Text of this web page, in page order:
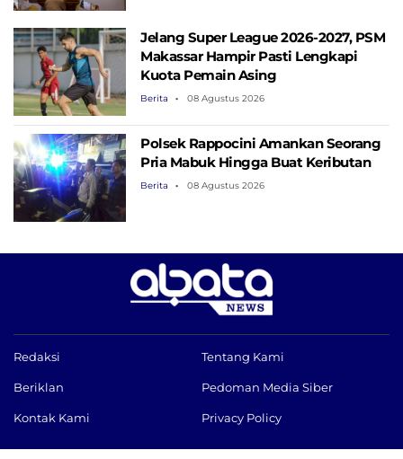
Jelang Super League 2026-2027, PSM
Makassar Hampir Pasti Lengkapi
Kuota Pemain Asing
Berita 08 Agustus 2026
Polsek Rappocini Amankan Seorang
Pria Mabuk Hingga Buat Keributan
Berita 08 Agustus 2026
Redaksi Tentang Kami
Beriklan Pedoman Media Siber
Kontak Kami Privacy Policy